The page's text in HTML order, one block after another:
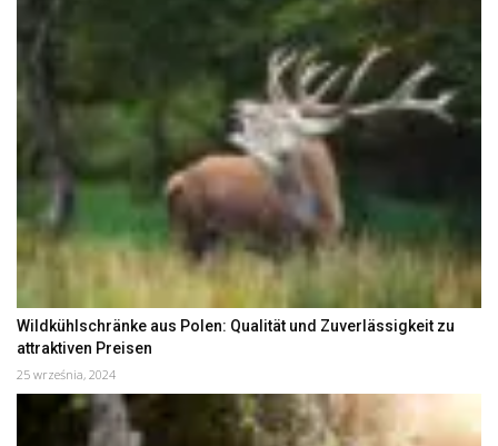
Wildkühlschränke aus Polen: Qualität und Zuverlässigkeit zu
attraktiven Preisen
25 września, 2024